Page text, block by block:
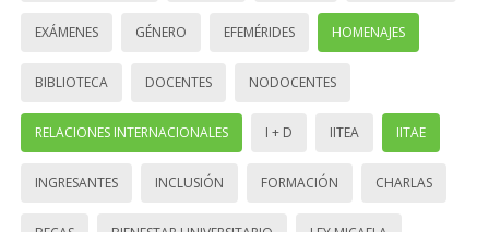
EXÁMENES GÉNERO EFEMÉRIDES HOMENAJES
BIBLIOTECA DOCENTES NODOCENTES
RELACIONES INTERNACIONALES I + D IITEA IITAE
INGRESANTES INCLUSIÓN FORMACIÓN CHARLAS